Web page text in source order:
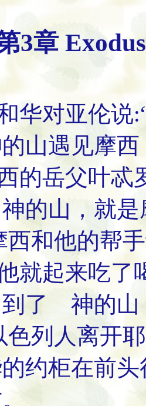
3章
华对亚伦说
山遇见摩西
的岳父叶忒
的山，就是
西和他的帮
就起来吃了
到了 神的山
色列人离开
约柜在前